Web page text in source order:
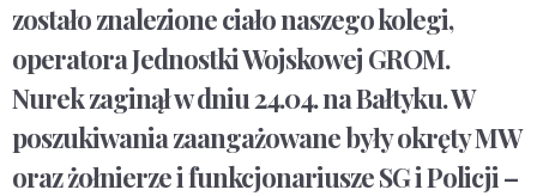
zostało znalezione ciało naszego kolegi,
operatora Jednostki Wojskowej GROM.
Nurek zaginął w dniu 24.04. na Bałtyku. W
poszukiwania zaangażowane były okręty MW
oraz żołnierze i funkcjonariusze SG i Policji –